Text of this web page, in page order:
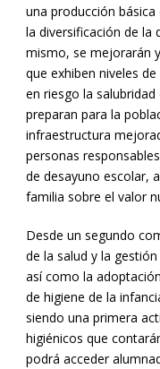
una producción
la diversificación de la
mismo, se mejorarán
que exhiben niveles
en riesgo la
preparan para la
infraestructura
personas
de desayuno escolar,
familia sobre el valor
Desde un segundo
de la salud y la
así como la
de higiene de la
siendo una primera
higiénicos que
podrá acceder